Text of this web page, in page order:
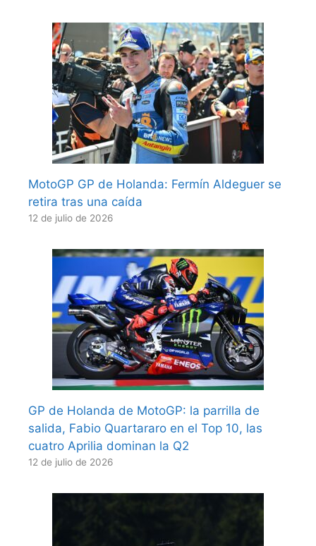
MotoGP GP de Holanda: Fermín Aldeguer se
retira tras una caída
12 de julio de 2026
GP de Holanda de MotoGP: la parrilla de
salida, Fabio Quartararo en el Top 10, las
cuatro Aprilia dominan la Q2
12 de julio de 2026